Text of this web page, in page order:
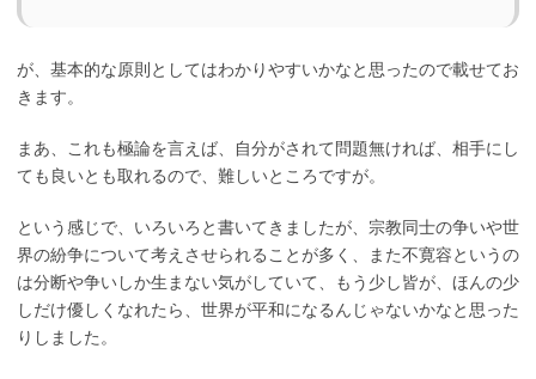
が、基本的な原則としてはわかりやすいかなと思ったので載せてお
きます。
まあ、これも極論を言えば、自分がされて問題無ければ、相手にし
ても良いとも取れるので、難しいところですが。
という感じで、いろいろと書いてきましたが、宗教同士の争いや世
界の紛争について考えさせられることが多く、また不寛容というの
は分断や争いしか生まない気がしていて、もう少し皆が、ほんの少
しだけ優しくなれたら、世界が平和になるんじゃないかなと思った
りしました。